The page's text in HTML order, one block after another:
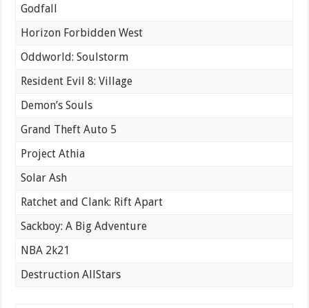
Godfall
Horizon Forbidden West
Oddworld: Soulstorm
Resident Evil 8: Village
Demon’s Souls
Grand Theft Auto 5
Project Athia
Solar Ash
Ratchet and Clank: Rift Apart
Sackboy: A Big Adventure
NBA 2k21
Destruction AllStars